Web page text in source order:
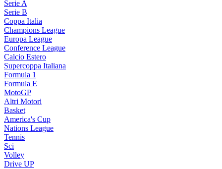
Serie A
Serie B
Coppa Italia
Champions League
Europa League
Conference League
Calcio Estero
Supercoppa Italiana
Formula 1
Formula E
MotoGP
Altri Motori
Basket
America's Cup
Nations League
Tennis
Sci
Volley
Drive UP